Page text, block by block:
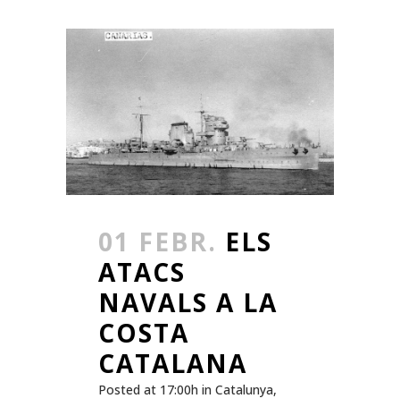
01 FEBR. ELS
ATACS
NAVALS A LA
COSTA
CATALANA
Posted at 17:00h in Catalunya,